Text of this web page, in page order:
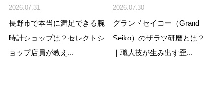
2026.07.31
長野市で本当に満足できる腕
時計ショップは？セレクトシ
ョップ店員が教え...
2026.07.30
グランドセイコー（Grand
Seiko）のザラツ研磨とは？
｜職人技が生み出す歪...